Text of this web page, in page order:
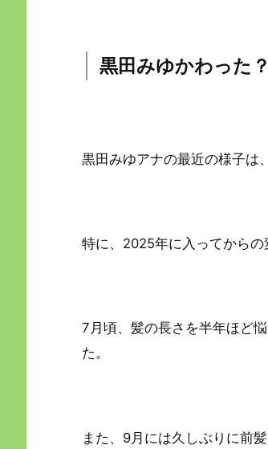
黒田みゆかわった？
黒田みゆアナの最近の様子は
特に、2025年に入ってからの
7月頃、髪の長さを半年ほど
た。
また、9月には久しぶりに前